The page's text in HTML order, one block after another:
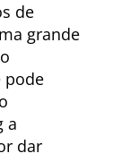
de
grande
pode
a
dar